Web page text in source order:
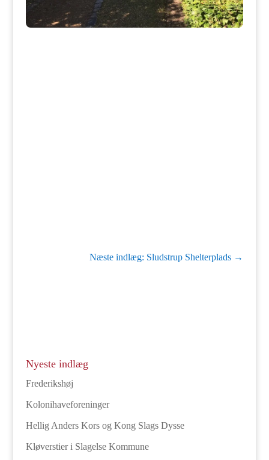
Næste indlæg: Sludstrup Shelterplads →
Nyeste indlæg
Frederikshøj
Kolonihaveforeninger
Hellig Anders Kors og Kong Slags Dysse
Kløverstier i Slagelse Kommune